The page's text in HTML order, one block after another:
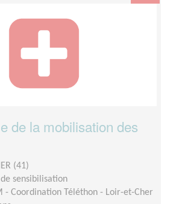
de la mobilisation des
(41)
sensibilisation
- Coordination Téléthon - Loir-et-Cher